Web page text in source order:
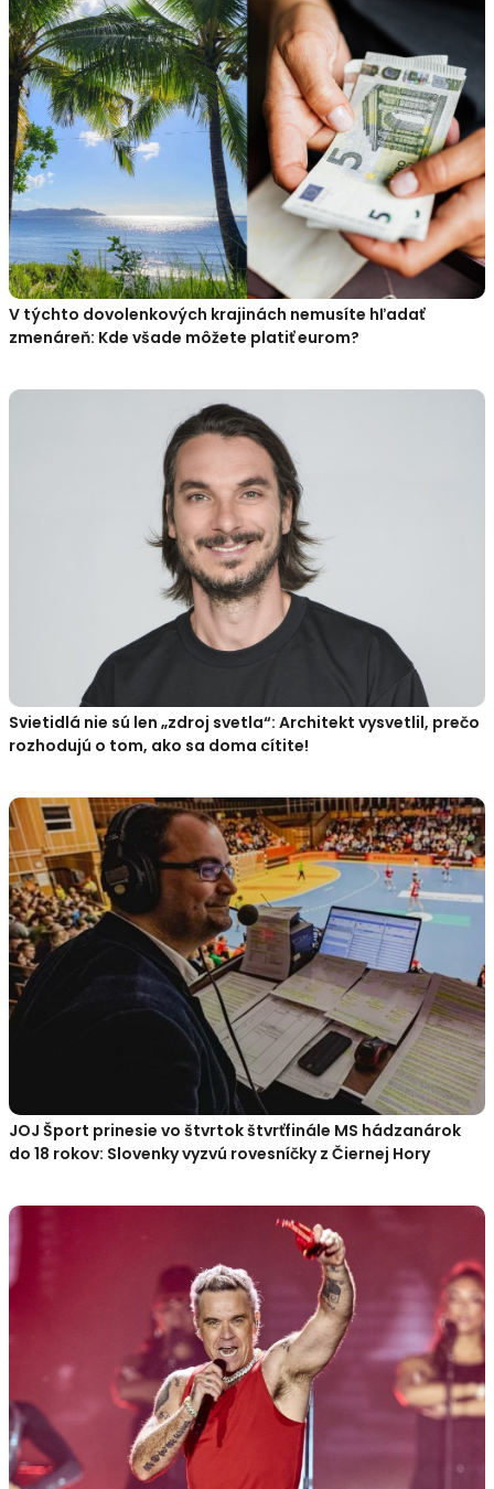
V týchto dovolenkových krajinách nemusíte hľadať
zmenáreň: Kde všade môžete platiť eurom?
Svietidlá nie sú len „zdroj svetla“: Architekt vysvetlil, prečo
rozhodujú o tom, ako sa doma cítite!
JOJ Šport prinesie vo štvrtok štvrťfinále MS hádzanárok
do 18 rokov: Slovenky vyzvú rovesníčky z Čiernej Hory